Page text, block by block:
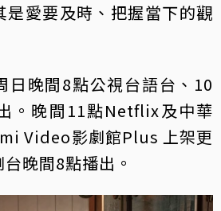
是愛要及時、把握當下的觀
日晚間8點公視台語台、10
。晚間11點Netflix及中華
Video影劇館Plus 上架更
晚間8點播出。